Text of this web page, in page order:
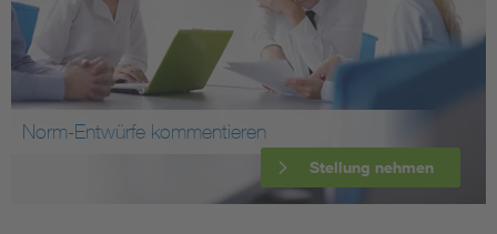
Norm-Entwürfe kommentieren
Stellung nehmen